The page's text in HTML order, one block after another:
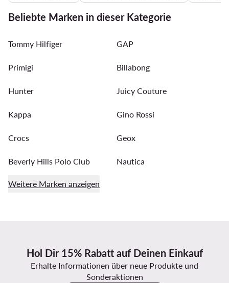
Beliebte Marken in dieser Kategorie
Tommy Hilfiger GAP
Primigi Billabong
Hunter Juicy Couture
Kappa Gino Rossi
Crocs Geox
Beverly Hills Polo Club Nautica
Weitere Marken anzeigen
Hol Dir 15% Rabatt auf Deinen Einkauf
Erhalte Informationen über neue Produkte und
Sonderaktionen